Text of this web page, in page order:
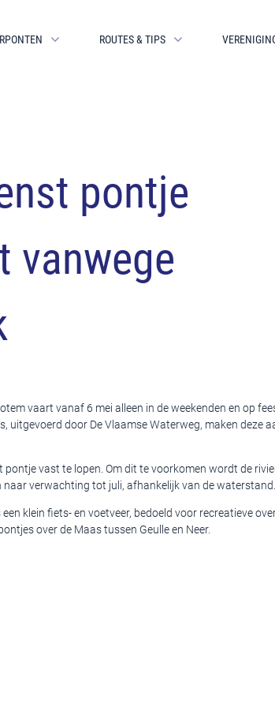
ROUTES & TIPS
pontje
vanwege
vaart vanaf 6 mei alleen in de weekenden en op
uitgevoerd door De Vlaamse Waterweg, maken deze
vast te lopen. Om dit te voorkomen wordt de
verwachting tot juli, afhankelijk van de waterstand.
klein fiets- en voetveer, bedoeld voor recreatieve
over de Maas tussen Geulle en Neer.